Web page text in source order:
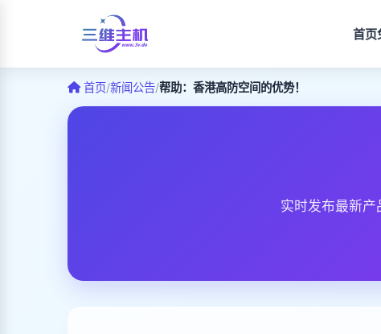
首页
首页/新闻公告/帮助：香港高防空间的优势！
实时发布最新